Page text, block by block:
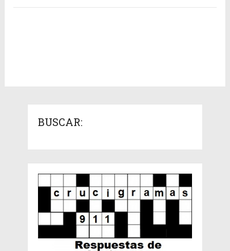
BUSCAR: